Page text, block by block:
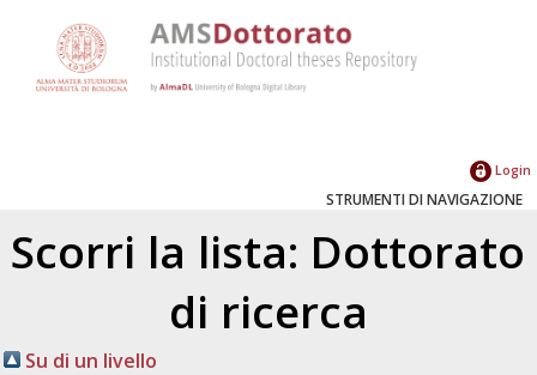
Login
STRUMENTI DI NAVIGAZIONE
Scorri la lista: Dottorato
di ricerca
Su di un livello